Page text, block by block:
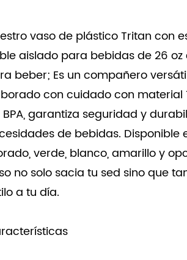
vaso de plástico Tritan con
aislado para bebidas de 26
beber; Es un compañero
con cuidado con
BPA, garantiza seguridad y
de bebidas.
verde, blanco, amarillo y
no solo sacia tu sed sino que
a tu día.